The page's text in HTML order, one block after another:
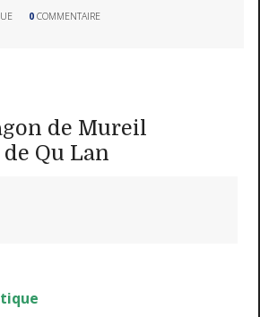
0 COMMENTAIRE
de Mureil
Qu Lan